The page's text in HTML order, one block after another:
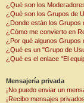
¿Qué son los
¿Qué son los Grupos de
¿Donde están los Grupos
¿Cómo me convierto en
¿Por qué algunos Grupos
¿Qué es un "Grupo de
¿Qué es el enlace "El
Mensajería privada
¡No puedo enviar un
¡Recibo mensajes